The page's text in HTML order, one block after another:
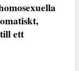
ett